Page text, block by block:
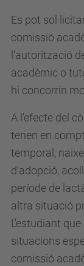
Es pot
comissió
l'autorització
acadèmic o
hi concorrin
A l'efecte del
tenen en
temporal,
d'adopció,
període de
altra situació
L'estudiant
situacions
comissió